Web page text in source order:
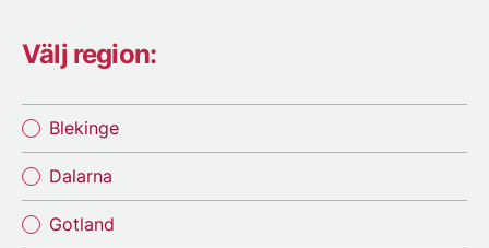
Välj region:
Blekinge
Dalarna
Gotland